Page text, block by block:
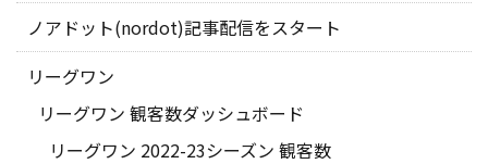
ノアドット(nordot)記事配信をスタート
リーグワン
リーグワン 観客数ダッシュボード
リーグワン 2022-23シーズン 観客数